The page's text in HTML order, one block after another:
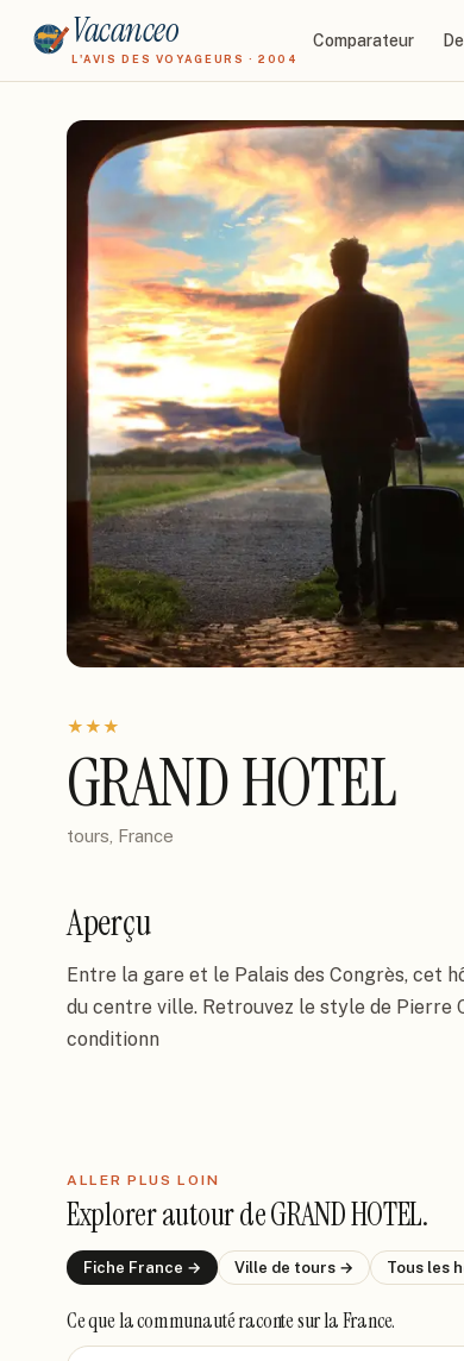
Vacanceo
L'AVIS DES VOYAGEURS · 2004
Comparateur
★★★
GRAND HOTEL
tours, France
Aperçu
Entre la gare et le Palais des Congrès, cet
du centre ville. Retrouvez le style de Pierre
conditionn
ALLER PLUS LOIN
Explorer autour deGRAND HOTEL.
Fiche France → Ville de tours → Tous les
Ce que la communauté racontesur la France.